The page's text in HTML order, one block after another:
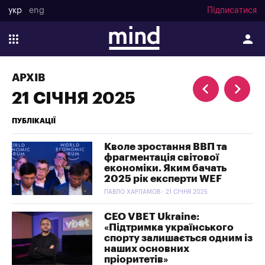
укр eng Підписатися
АРХІВ
21 СІЧНЯ 2025
ПУБЛІКАЦІЇ
Кволе зростання ВВП та
фрагментація світової
економіки. Яким бачать
2025 рік експерти WEF
ПАВЛО ХАРЛАМОВ - 21 СІЧНЯ 2025
СЕО VBET Ukraine:
«Підтримка українського
спорту залишається одним із
наших основних
пріоритетів»